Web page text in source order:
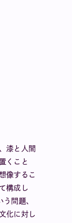
漆と人間
くこと
像するこ
構成し
問題、
化に対し